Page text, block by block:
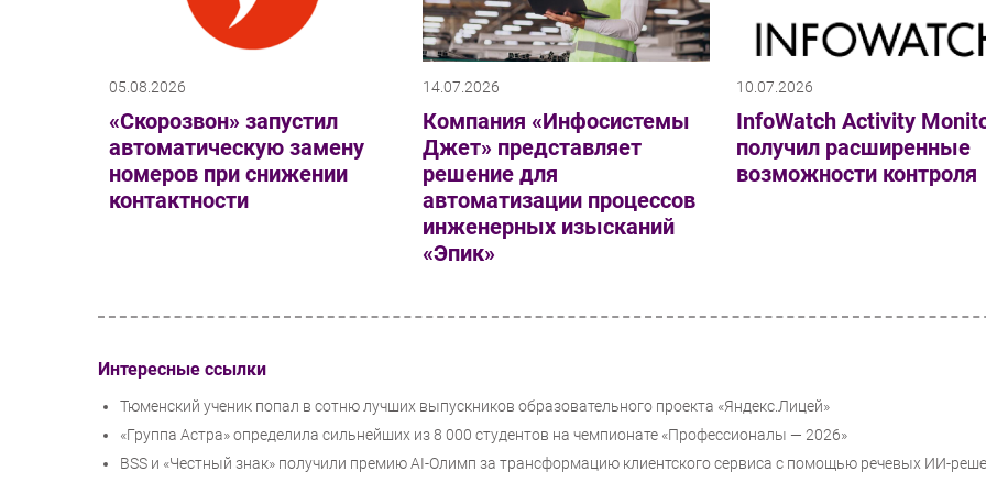
05.08.2026
«Скорозвон» запустил
автоматическую замену
номеров при снижении
контактности
14.07.2026
Компания «Инфосистемы
Джет» представляет
решение для
автоматизации процессов
инженерных изысканий
«Эпик»
10.07.2026
InfoWatch Activity
получил расширенные
возможности контроля
Интересные ссылки
Тюменский ученик попал в сотню лучших выпускников образовательного проекта «Яндекс.Лицей»
«Группа Астра» определила сильнейших из 8 000 студентов на чемпионате «Профессионалы — 2026»
BSS и «Честный знак» получили премию AI-Олимп за трансформацию клиентского сервиса с помощью речевых ИИ-